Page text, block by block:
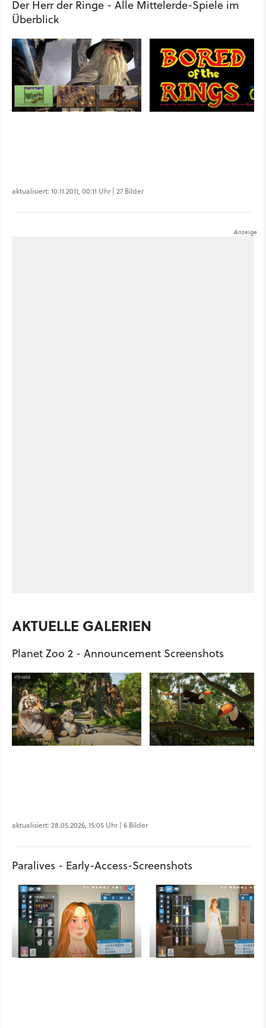
Der Herr der Ringe - Alle Mittelerde-Spiele im
Überblick
aktualisiert: 10.11.2011, 00:11 Uhr | 27 Bilder
AKTUELLE GALERIEN
Planet Zoo 2 - Announcement Screenshots
aktualisiert: 28.05.2026, 15:05 Uhr | 6 Bilder
Paralives - Early-Access-Screenshots